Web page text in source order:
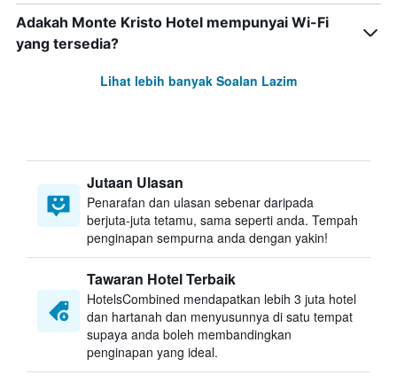
Adakah Monte Kristo Hotel mempunyai Wi-Fi
yang tersedia?
Lihat lebih banyak Soalan Lazim
Jutaan Ulasan
Penarafan dan ulasan sebenar daripada
berjuta-juta tetamu, sama seperti anda. Tempah
penginapan sempurna anda dengan yakin!
Tawaran Hotel Terbaik
HotelsCombined mendapatkan lebih 3 juta hotel
dan hartanah dan menyusunnya di satu tempat
supaya anda boleh membandingkan
penginapan yang ideal.